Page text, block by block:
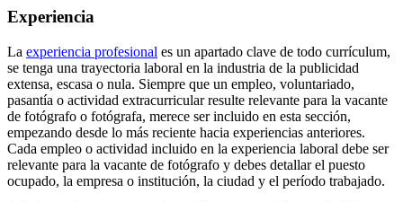
Experiencia
La experiencia profesional es un apartado clave de todo currículum,
se tenga una trayectoria laboral en la industria de la publicidad
extensa, escasa o nula. Siempre que un empleo, voluntariado,
pasantía o actividad extracurricular resulte relevante para la vacante
de fotógrafo o fotógrafa, merece ser incluido en esta sección,
empezando desde lo más reciente hacia experiencias anteriores.
Cada empleo o actividad incluido en la experiencia laboral debe ser
relevante para la vacante de fotógrafo y debes detallar el puesto
ocupado, la empresa o institución, la ciudad y el período trabajado.